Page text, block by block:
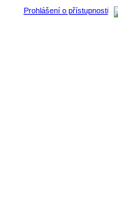
Prohlášení o přístupnosti